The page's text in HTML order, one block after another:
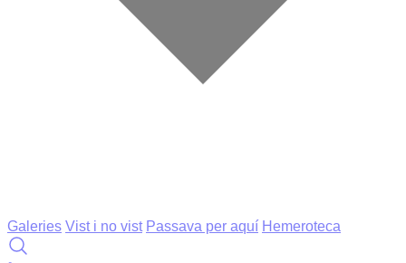
Galeries Vist i no vist Passava per aquí Hemeroteca